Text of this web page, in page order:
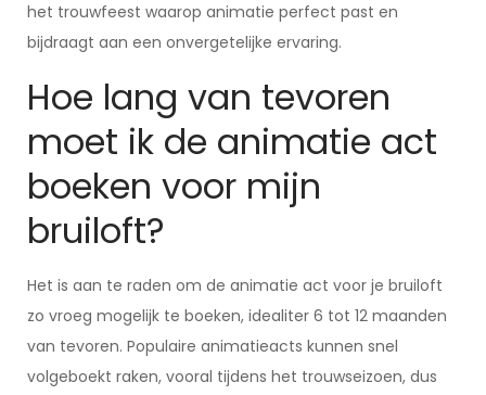
het trouwfeest waarop animatie perfect past en
bijdraagt aan een onvergetelijke ervaring.
Hoe lang van tevoren
moet ik de animatie act
boeken voor mijn
bruiloft?
Het is aan te raden om de animatie act voor je bruiloft
zo vroeg mogelijk te boeken, idealiter 6 tot 12 maanden
van tevoren. Populaire animatieacts kunnen snel
volgeboekt raken, vooral tijdens het trouwseizoen, dus